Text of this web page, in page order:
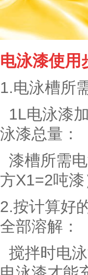
电泳漆使用
1.电泳槽所
1L电泳漆
泳漆总量：
漆槽所需
方X1=2吨漆
2.按计算好
全部溶解：
搅拌时电